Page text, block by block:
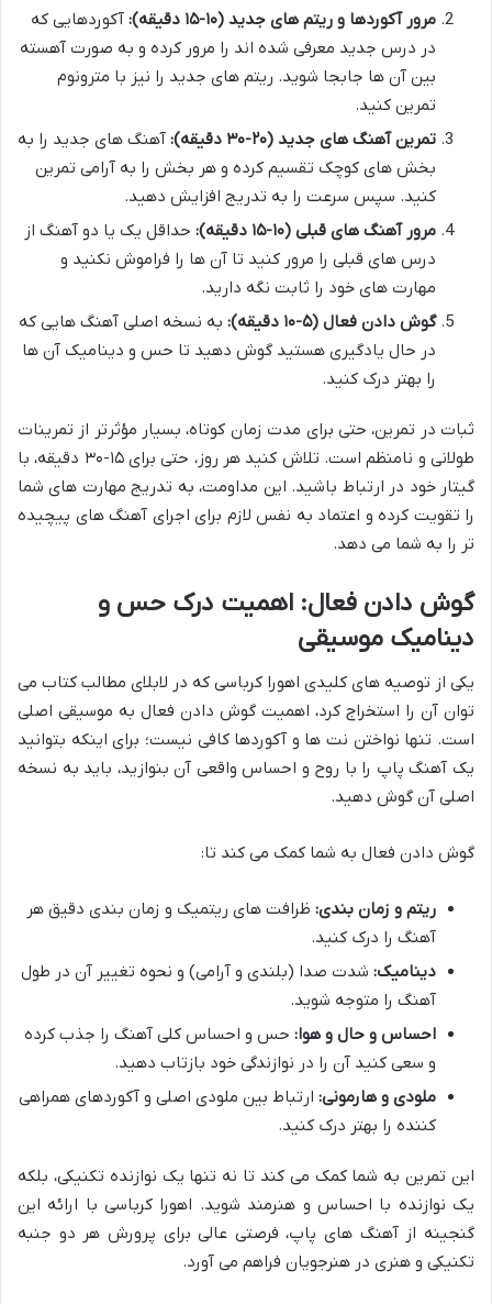
مرور آکوردها و ریتم های جدید (۱۰-۱۵ دقیقه):
آکوردهایی که
در درس جدید معرفی شده اند را مرور کرده و به صورت آهسته
بین آن ها جابجا شوید. ریتم های جدید را نیز با مترونوم
تمرین کنید.
تمرین آهنگ های جدید (۲۰-۳۰ دقیقه):
آهنگ های جدید را به
بخش های کوچک تقسیم کرده و هر بخش را به آرامی تمرین
کنید. سپس سرعت را به تدریج افزایش دهید.
مرور آهنگ های قبلی (۱۰-۱۵ دقیقه):
حداقل یک یا دو آهنگ از
درس های قبلی را مرور کنید تا آن ها را فراموش نکنید و
مهارت های خود را ثابت نگه دارید.
گوش دادن فعال (۵-۱۰ دقیقه):
به نسخه اصلی آهنگ هایی که
در حال یادگیری هستید گوش دهید تا حس و دینامیک آن ها
را بهتر درک کنید.
ثبات در تمرین، حتی برای مدت زمان کوتاه، بسیار مؤثرتر از تمرینات
طولانی و نامنظم است. تلاش کنید هر روز، حتی برای ۱۵-۳۰ دقیقه، با
گیتار خود در ارتباط باشید. این مداومت، به تدریج مهارت های شما
را تقویت کرده و اعتماد به نفس لازم برای اجرای آهنگ های پیچیده
تر را به شما می دهد.
گوش دادن فعال: اهمیت درک حس و
دینامیک موسیقی
یکی از توصیه های کلیدی اهورا کرباسی که در لابلای مطالب کتاب می
توان آن را استخراج کرد، اهمیت گوش دادن فعال به موسیقی اصلی
است. تنها نواختن نت ها و آکوردها کافی نیست؛ برای اینکه بتوانید
یک آهنگ پاپ را با روح و احساس واقعی آن بنوازید، باید به نسخه
اصلی آن گوش دهید.
گوش دادن فعال به شما کمک می کند تا:
ریتم و زمان بندی: ظرافت های ریتمیک و زمان بندی دقیق هر
آهنگ را درک کنید.
دینامیک: شدت صدا (بلندی و آرامی) و نحوه تغییر آن در طول
آهنگ را متوجه شوید.
احساس و حال و هوا: حس و احساس کلی آهنگ را جذب کرده
و سعی کنید آن را در نوازندگی خود بازتاب دهید.
ملودی و هارمونی: ارتباط بین ملودی اصلی و آکوردهای همراهی
کننده را بهتر درک کنید.
این تمرین به شما کمک می کند تا نه تنها یک نوازنده تکنیکی، بلکه
یک نوازنده با احساس و هنرمند شوید. اهورا کرباسی با ارائه این
گنجینه از آهنگ های پاپ، فرصتی عالی برای پرورش هر دو جنبه
تکنیکی و هنری در هنرجویان فراهم می آورد.